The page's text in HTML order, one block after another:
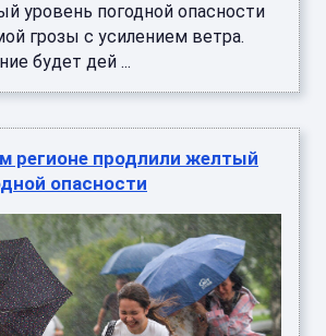
уровень погодной опасности
грозы с усилением ветра.
будет дей ...
регионе продлили желтый
опасности